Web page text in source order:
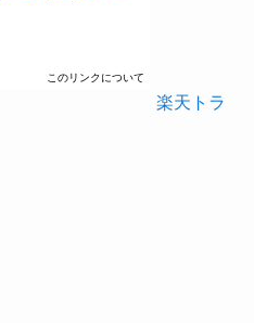
楽天トラ